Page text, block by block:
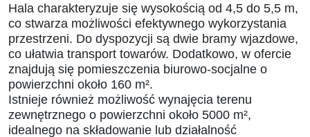
Hala charakteryzuje się wysokością od 4,5 do 5,5 m,
co stwarza możliwości efektywnego wykorzystania
przestrzeni. Do dyspozycji są dwie bramy wjazdowe,
co ułatwia transport towarów. Dodatkowo, w ofercie
znajdują się pomieszczenia biurowo-socjalne o
powierzchni około 160 m².
Istnieje również możliwość wynajęcia terenu
zewnętrznego o powierzchni około 5000 m²,
idealnego na składowanie lub działalność